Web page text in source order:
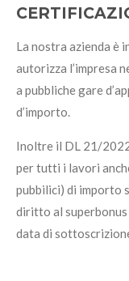
La nostra azienda è
autorizza l’impresa
a pubbliche gare
d’importo.
Inoltre il DL 21/
per tutti i lavori
pubbilici) di importo
diritto al
data di